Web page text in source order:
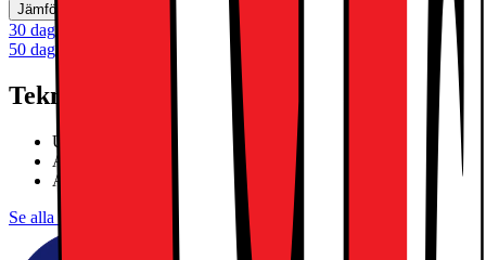
Jämför
30 dagars öppet köp
50 dagars öppet köp för klubbmedlemmar
Teknisk specifikation
Ultra Retina XDR OLED-skärm
Apple M5-chip, tiokärnors SoC
Apple Intelligence, Face ID
Se alla specifikationer